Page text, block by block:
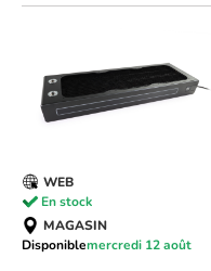
WEB
En stock
MAGASIN
Disponiblemercredi 12 août